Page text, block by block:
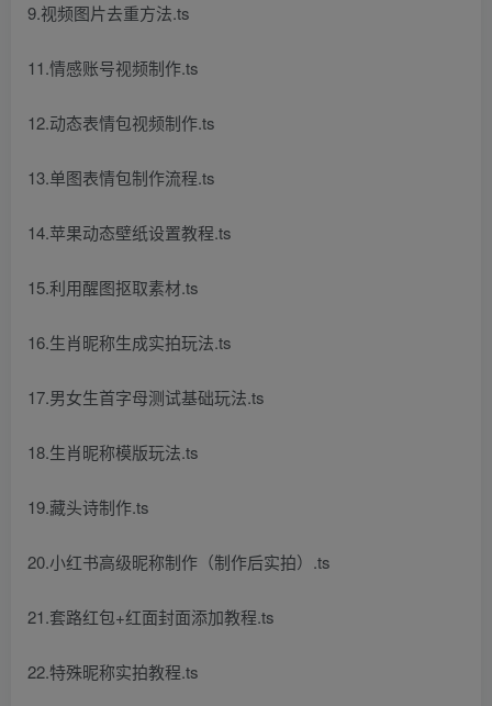
9.视频图片去重方法.ts
11.情感账号视频制作.ts
12.动态表情包视频制作.ts
13.单图表情包制作流程.ts
14.苹果动态壁纸设置教程.ts
15.利用醒图抠取素材.ts
16.生肖昵称生成实拍玩法.ts
17.男女生首字母测试基础玩法.ts
18.生肖昵称模版玩法.ts
19.藏头诗制作.ts
20.小红书高级昵称制作（制作后实拍）.ts
21.套路红包+红面封面添加教程.ts
22.特殊昵称实拍教程.ts